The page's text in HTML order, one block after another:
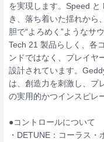
を実現します。Speed
き、落ち着いた揺れから
胆で“よろめく”ようなサ
Tech 21 製品らしく、各
ンドではなく、プレイヤ
設計されています。
は、創造力を刺激し、プ
の実用的かつインスピレ
●コントロールについて
・DETUNE：コーラス・